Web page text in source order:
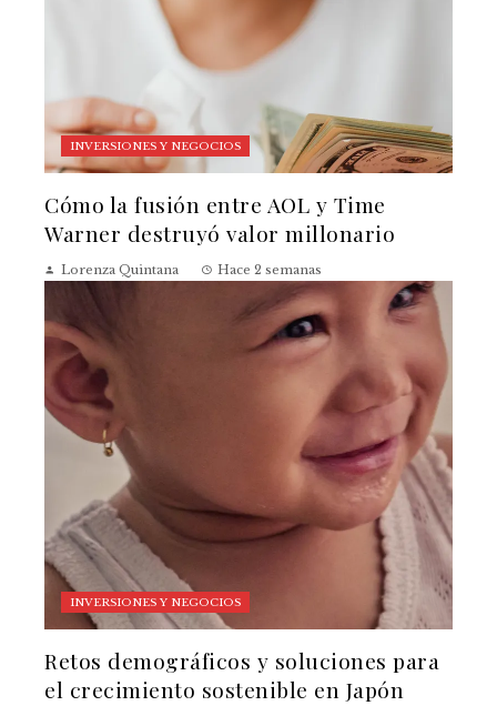
INVERSIONES Y NEGOCIOS
Cómo la fusión entre AOL y Time
Warner destruyó valor millonario
Lorenza Quintana Hace 2 semanas
INVERSIONES Y NEGOCIOS
Retos demográficos y soluciones para
el crecimiento sostenible en Japón